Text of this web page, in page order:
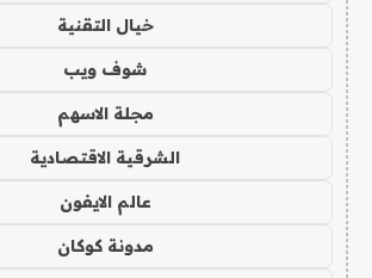
خيال التقنية
شوف ويب
مجلة الاسهم
الشرقية الاقتصادية
عالم الايفون
مدونة كوكان